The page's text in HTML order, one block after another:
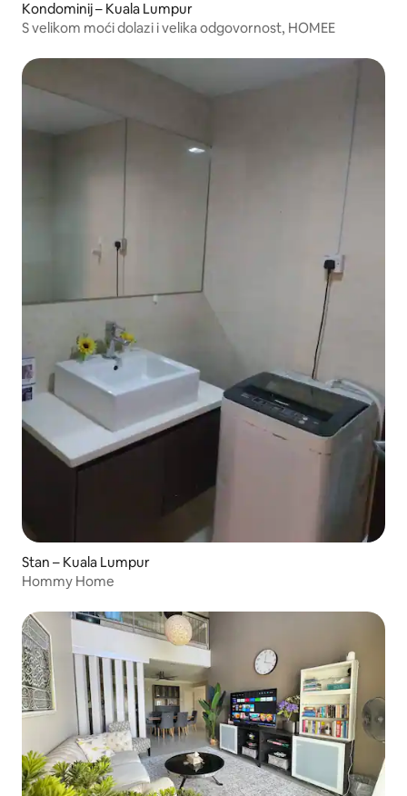
Kondominij – Kuala Lumpur
S velikom moći dolazi i velika odgovornost, HOMEE
Stan – Kuala Lumpur
Hommy Home